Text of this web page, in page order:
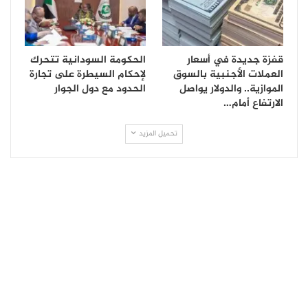
قفزة جديدة في أسعار
العملات الأجنبية بالسوق
الموازية.. والدولار يواصل
الارتفاع أمام…
الحكومة السودانية تتحرك
لإحكام السيطرة على تجارة
الحدود مع دول الجوار
تحميل المزيد